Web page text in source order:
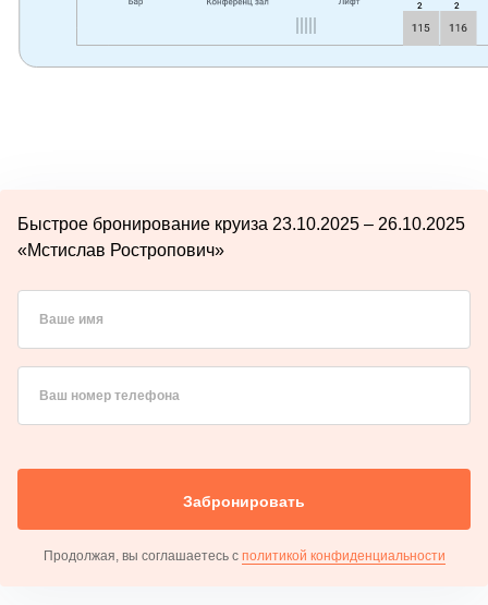
Быстрое бронирование круиза 23.10.2025 – 26.10.2025
«Мстислав Ростропович»
Ваше имя
Ваш номер телефона
Забронировать
Продолжая, вы соглашаетесь с политикой конфиденциальности